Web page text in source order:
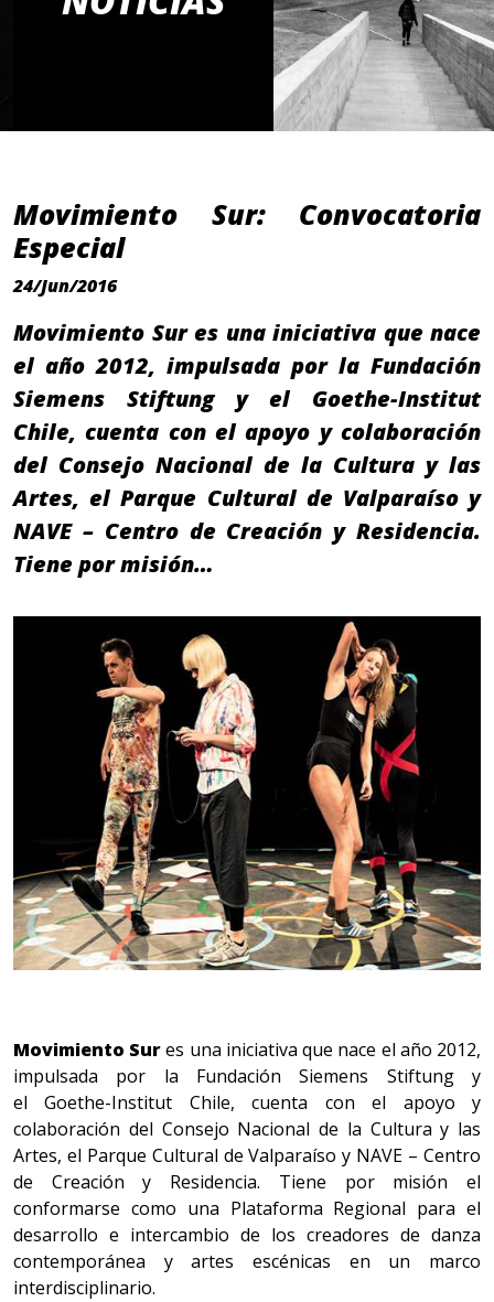
Movimiento Sur: Convocatoria
Especial
24/Jun/2016
Movimiento Sur es una iniciativa que nace
el año 2012, impulsada por la Fundación
Siemens Stiftung y el Goethe-Institut
Chile, cuenta con el apoyo y colaboración
del Consejo Nacional de la Cultura y las
Artes, el Parque Cultural de Valparaíso y
NAVE – Centro de Creación y Residencia.
Tiene por misión…
Movimiento Sures una iniciativa que nace el año 2012,
impulsada por la Fundación Siemens Stiftung y
el Goethe-Institut Chile, cuenta con el apoyo y
colaboración del Consejo Nacional de la Cultura y las
Artes, el Parque Cultural de Valparaíso y NAVE – Centro
de Creación y Residencia. Tiene por misión el
conformarse como una Plataforma Regional para el
desarrollo e intercambio de los creadores de danza
contemporánea y artes escénicas en un marco
interdisciplinario.